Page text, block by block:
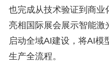
也完成从技术验证到商业
亮相国际展会展示智能激
启动全域AI建设，将AI模
生产全流程。